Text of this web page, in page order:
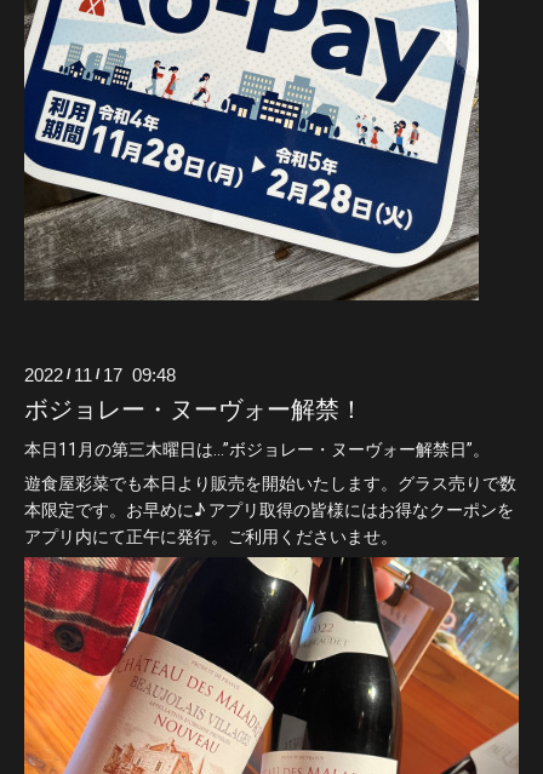
2022 / 11 / 17 09:48
ボジョレー・ヌーヴォー解禁！
本日11月の第三木曜日は…”ボジョレー・ヌーヴォー解禁日”。
遊食屋彩菜でも本日より販売を開始いたします。グラス売りで数
本限定です。お早めに♪ アプリ取得の皆様にはお得なクーポンを
アプリ内にて正午に発行。ご利用くださいませ。